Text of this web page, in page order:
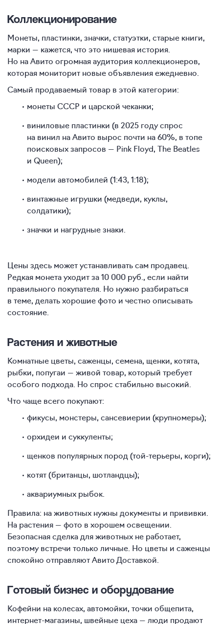
Коллекционирование
Монеты, пластинки, значки, статуэтки, старые книги,
марки — кажется, что это нишевая история.
Но на Авито огромная аудитория коллекционеров,
которая мониторит новые объявления ежедневно.
Самый продаваемый товар в этой категории:
монеты СССР и царской чеканки;
виниловые пластинки (в 2025 году спрос
на винил на Авито вырос почти на 60%, в топе
поисковых запросов — Pink Floyd, The Beatles
и Queen);
модели автомобилей (1:43, 1:18);
винтажные игрушки (медведи, куклы,
солдатики);
значки и нагрудные знаки.
Цены здесь может устанавливать сам продавец.
Редкая монета уходит за 10 000 руб., если найти
правильного покупателя. Но нужно разбираться
в теме, делать хорошие фото и честно описывать
состояние.
Растения и животные
Комнатные цветы, саженцы, семена, щенки, котята,
рыбки, попугаи — живой товар, который требует
особого подхода. Но спрос стабильно высокий.
Что чаще всего покупают:
фикусы, монстеры, сансевиерии (крупномеры);
орхидеи и суккуленты;
щенков популярных пород (той-терьеры, корги);
котят (британцы, шотландцы);
аквариумных рыбок.
Правила: на животных нужны документы и прививки.
На растения — фото в хорошем освещении.
Безопасная сделка для животных не работает,
поэтому встречи только личные. Но цветы и саженцы
спокойно отправляют Авито Доставкой.
Готовый бизнес и оборудование
Кофейни на колесах, автомойки, точки общепита,
интернет-магазины, швейные цеха — люди продают